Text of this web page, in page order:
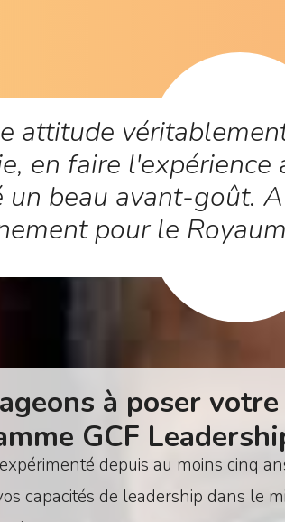
attitude
en faire
beau avant-goût.
pour le
à poser
GCF
depuis au moins cinq
capacités de leadership dans le